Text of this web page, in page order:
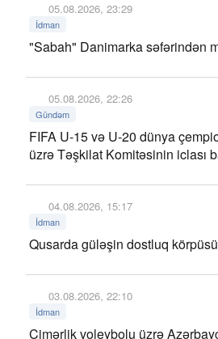
05.08.2026, 23:29
İdman
"Sabah" Danimarka səfərindən
05.08.2026, 22:26
Gündəm
FIFA U-15 və U-20 dünya
üzrə Təşkilat Komitəsinin iclası
04.08.2026, 15:17
İdman
Qusarda güləşin dostluq körpüsü
03.08.2026, 22:10
İdman
Çimərlik voleybolu üzrə